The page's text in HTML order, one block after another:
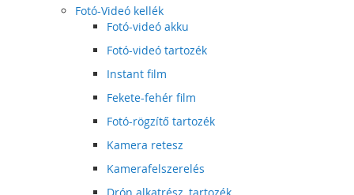
Fotó-Videó kellék
Fotó-videó akku
Fotó-videó tartozék
Instant film
Fekete-fehér film
Fotó-rögzítő tartozék
Kamera retesz
Kamerafelszerelés